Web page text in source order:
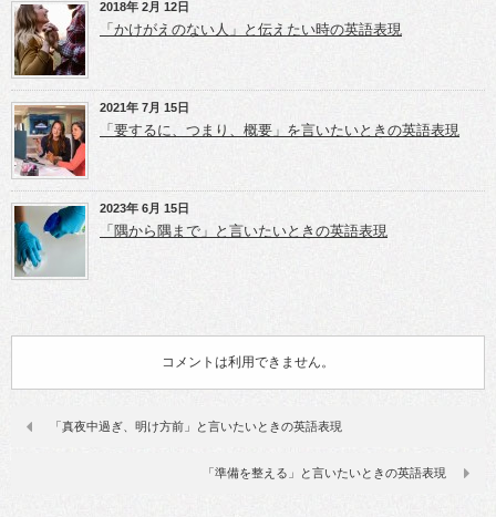
2018年 2月 12日
「かけがえのない人」と伝えたい時の英語表現
2021年 7月 15日
「要するに、つまり、概要」を言いたいときの英語表現
2023年 6月 15日
「隅から隅まで」と言いたいときの英語表現
コメントは利用できません。
「真夜中過ぎ、明け方前」と言いたいときの英語表現
「準備を整える」と言いたいときの英語表現